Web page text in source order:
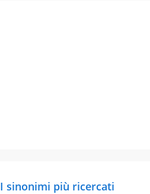
I sinonimi più ricercati